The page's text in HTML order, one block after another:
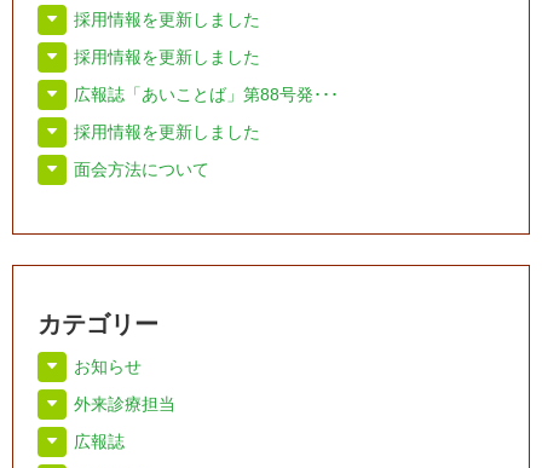
採用情報を更新しました
採用情報を更新しました
広報誌「あいことば」第88号発･･･
採用情報を更新しました
面会方法について
カテゴリー
お知らせ
外来診療担当
広報誌